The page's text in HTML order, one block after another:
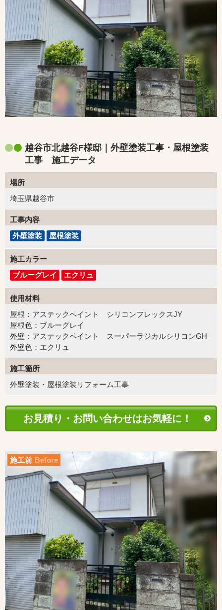
越谷市北越谷F様邸｜外壁塗装工事・屋根塗装
工事 施工データ
場所
埼玉県越谷市
工事内容
外壁塗装
屋根塗装
施工カラー
ブルーグレイ
エクリュ
使用材料
屋根：アステックペイント シリコンフレックスJY
屋根色：ブルーグレイ
外壁：アステックペイント スーパーラジカルシリコンGH
外壁色：エクリュ
施工箇所
外壁塗装・屋根塗装リフォーム工事
お見積り・お問い合わせはお気軽に！
施工前 Before